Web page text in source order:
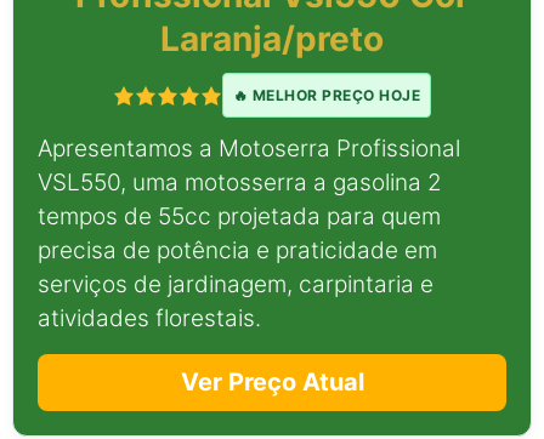
Laranja/preto
🔥 MELHOR PREÇO HOJE
Apresentamos a Motoserra Profissional
VSL550, uma motosserra a gasolina 2
tempos de 55cc projetada para quem
precisa de potência e praticidade em
serviços de jardinagem, carpintaria e
atividades florestais.
Ver Preço Atual